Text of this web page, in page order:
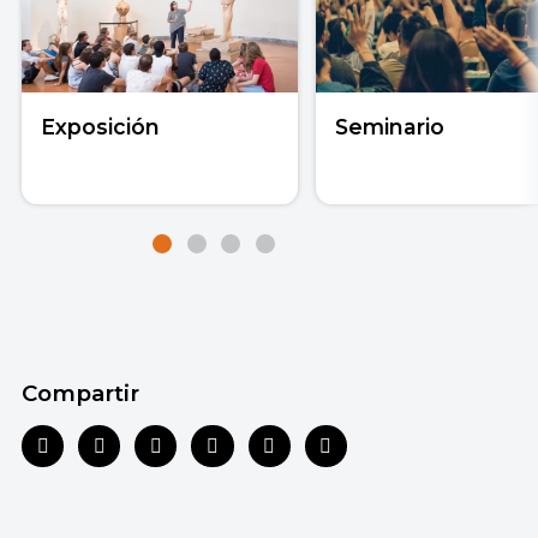
Exposición Seminario
Compartir